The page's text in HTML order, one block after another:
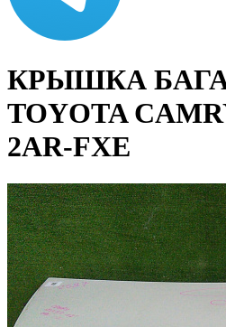
КРЫШКА
TOYOTA
2AR-FXE